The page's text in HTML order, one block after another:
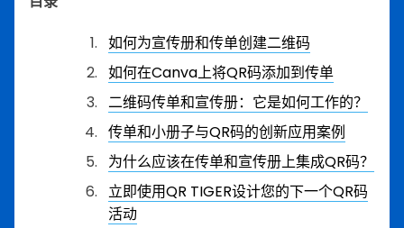
如何为宣传册和传单创建二维码
如何在Canva上将QR码添加到传单
二维码传单和宣传册：它是如何工作的？
传单和小册子与QR码的创新应用案例
为什么应该在传单和宣传册上集成QR码？
立即使用QR TIGER设计您的下一个QR码
活动